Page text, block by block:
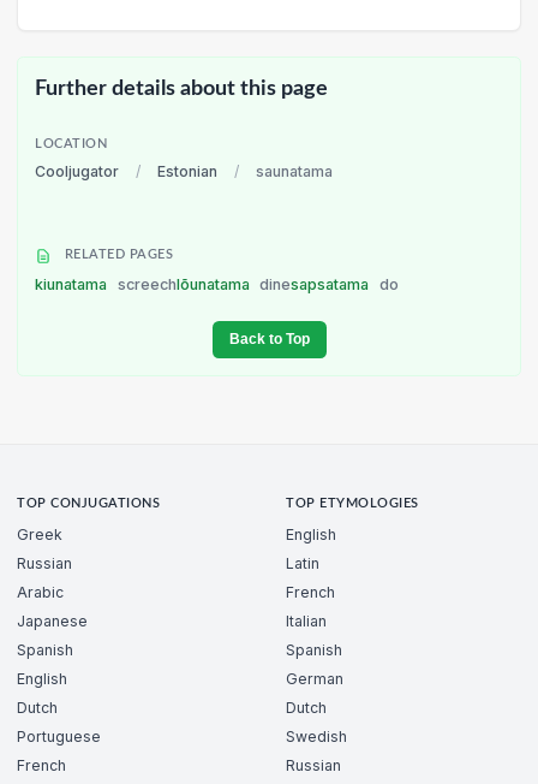
Further details about this page
LOCATION
Cooljugator / Estonian / saunatama
RELATED PAGES
kiunatama screechlõunatama dinesapsatama do
Back to Top
TOP CONJUGATIONS
Greek
Russian
Arabic
Japanese
Spanish
English
Dutch
Portuguese
French
TOP ETYMOLOGIES
English
Latin
French
Italian
Spanish
German
Dutch
Swedish
Russian